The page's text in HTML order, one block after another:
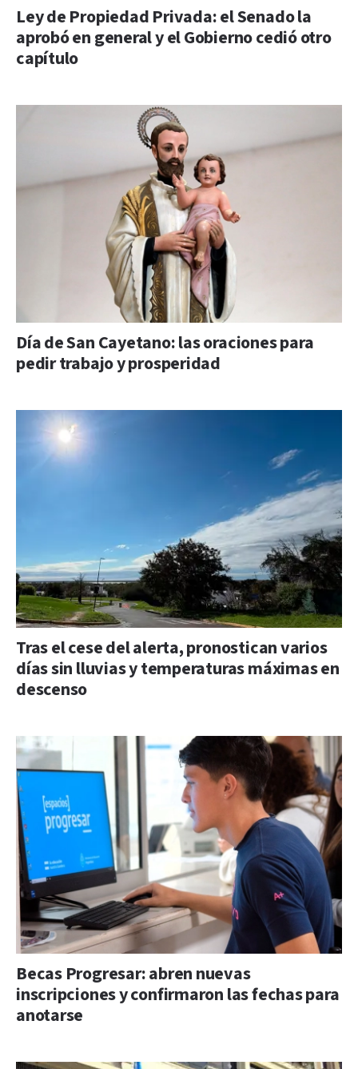
Ley de Propiedad Privada: el Senado la
aprobó en general y el Gobierno cedió otro
capítulo
Día de San Cayetano: las oraciones para
pedir trabajo y prosperidad
Tras el cese del alerta, pronostican varios
días sin lluvias y temperaturas máximas en
descenso
Becas Progresar: abren nuevas
inscripciones y confirmaron las fechas para
anotarse